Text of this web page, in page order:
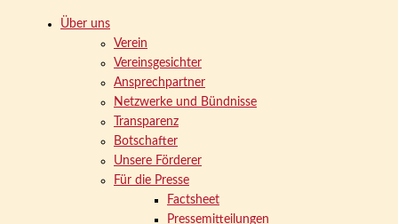
Über uns
Verein
Vereinsgesichter
Ansprechpartner
Netzwerke und Bündnisse
Transparenz
Botschafter
Unsere Förderer
Für die Presse
Factsheet
Pressemitteilungen